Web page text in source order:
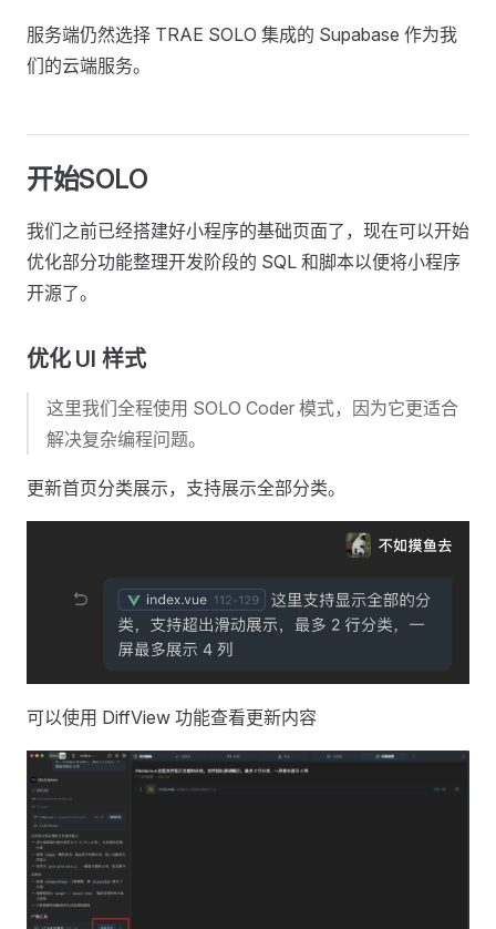
服务端仍然选择 TRAE SOLO 集成的 Supabase 作为我
们的云端服务。
开始SOLO
我们之前已经搭建好小程序的基础页面了，现在可以开始
优化部分功能整理开发阶段的 SQL 和脚本以便将小程序
开源了。
优化 UI 样式
这里我们全程使用 SOLO Coder 模式，因为它更适合
解决复杂编程问题。
更新首页分类展示，支持展示全部分类。
可以使用 DiffView 功能查看更新内容